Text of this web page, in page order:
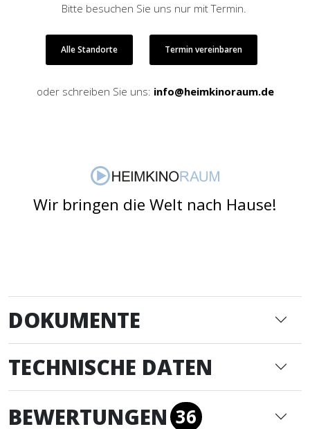
Bitte besuchen Sie uns nur mit Termin.
Alle Standorte Termin vereinbaren
oder schreiben Sie uns: info@heimkinoraum.de
Wir bringen die Welt nach Hause!
DOKUMENTE
TECHNISCHE DATEN
BEWERTUNGEN 36